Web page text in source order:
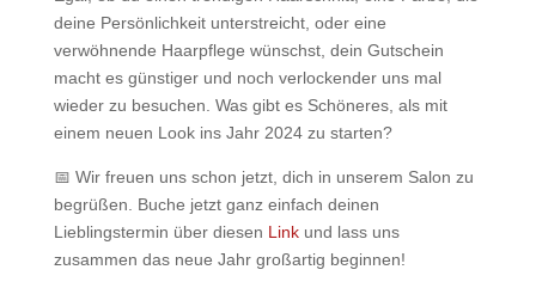
deine Persönlichkeit unterstreicht, oder eine
verwöhnende Haarpflege wünschst, dein Gutschein
macht es günstiger und noch verlockender uns mal
wieder zu besuchen. Was gibt es Schöneres, als mit
einem neuen Look ins Jahr 2024 zu starten?
📅 Wir freuen uns schon jetzt, dich in unserem Salon zu
begrüßen. Buche jetzt ganz einfach deinen
Lieblingstermin über diesen Linkund lass uns
zusammen das neue Jahr großartig beginnen!